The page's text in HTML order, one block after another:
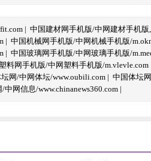
| 中国建材网手机版/中网建材手机版
| 中国机械网手机版/中网机械手机版/
| 中国玻璃网手机版/中网玻璃手机版/
料网手机版/中网塑料手机版/m.vlevle.com
网/中网体坛/www.oubili.com | 中国体坛
中网信息/www.chinanews360.com |